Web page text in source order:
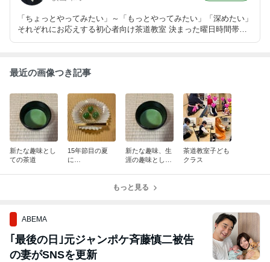
「ちょっとやってみたい」～「もっとやってみたい」「深めたい」
それぞれにお応えする初心者向け茶道教室 決まった曜日時間帯に
通うのが難しい方にも安心の予約制、月火木土日にお稽古していま
最近の画像つき記事
新たな趣味とし
ての茶道
15年節目の夏
に…
新たな趣味、生
涯の趣味として
茶道教室子ども
クラス
もっと見る
ABEMA
｢最後の日｣元ジャンポケ斉藤慎二被告
の妻がSNSを更新